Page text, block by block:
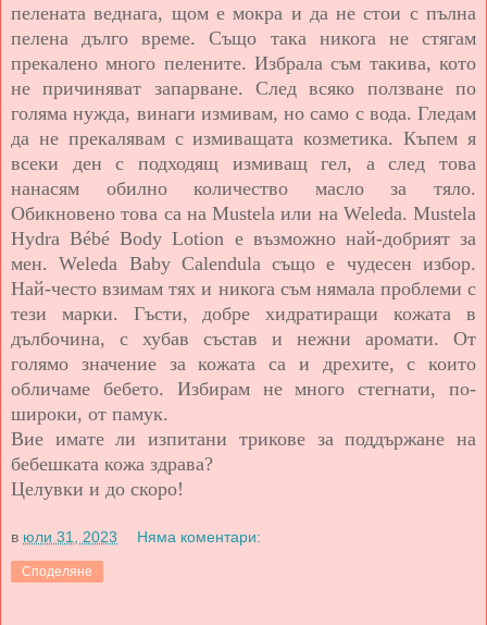
пелената веднага, щом е мокра и да не стои с пълна
пелена дълго време. Също така никога не стягам
прекалено много пелените. Избрала съм такива, кото
не причиняват запарване. След всяко ползване по
голяма нужда, винаги измивам, но само с вода. Гледам
да не прекалявам с измиващата козметика. Къпем я
всеки ден с подходящ измиващ гел, а след това
нанасям обилно количество масло за тяло.
Обикновено това са на Mustela или на Weleda. Mustela
Hydra Bébé Body Lotion е възможно най-добрият за
мен. Weleda Baby Calendula също е чудесен избор.
Най-често взимам тях и никога съм нямала проблеми с
тези марки. Гъсти, добре хидратиращи кожата в
дълбочина, с хубав състав и нежни аромати. От
голямо значение за кожата са и дрехите, с които
обличаме бебето. Избирам не много стегнати, по-
широки, от памук.
Вие имате ли изпитани трикове за поддържане на
бебешката кожа здрава?
Целувки и до скоро!
в юли 31, 2023 Няма коментари:
Споделяне